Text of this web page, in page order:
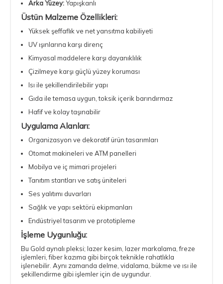
Arka Yüzey:Yapışkanlı
Üstün Malzeme Özellikleri:
Yüksek şeffaflık ve net yansıtma kabiliyeti
UV ışınlarına karşı direnç
Kimyasal maddelere karşı dayanıklılık
Çizilmeye karşı güçlü yüzey koruması
Isı ile şekillendirilebilir yapı
Gıda ile temasa uygun, toksik içerik barındırmaz
Hafif ve kolay taşınabilir
Uygulama Alanları:
Organizasyon ve dekoratif ürün tasarımları
Otomat makineleri ve ATM panelleri
Mobilya ve iç mimari projeleri
Tanıtım stantları ve satış üniteleri
Ses yalıtımı duvarları
Sağlık ve yapı sektörü ekipmanları
Endüstriyel tasarım ve prototipleme
İşleme Uygunluğu:
Bu Gold aynalı pleksi; lazer kesim, lazer markalama, freze
işlemleri, fiber kazıma gibi birçok teknikle rahatlıkla
işlenebilir. Aynı zamanda delme, vidalama, bükme ve ısı ile
şekillendirme gibi işlemler için de uygundur.